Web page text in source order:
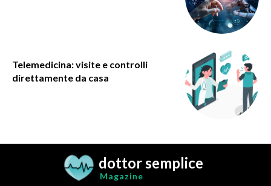
Telemedicina: visite e controlli
direttamente da casa
dottor semplice
Magazine